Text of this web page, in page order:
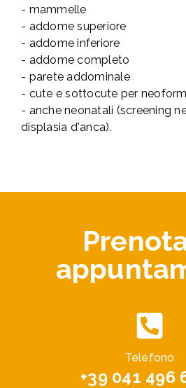
- mammelle
- addome superiore
- addome inferiore
- addome completo
- parete addominale
- cute e sottocute per
- anche neonatali (screening
displasia d'anca).
+39 041 496
Telefono